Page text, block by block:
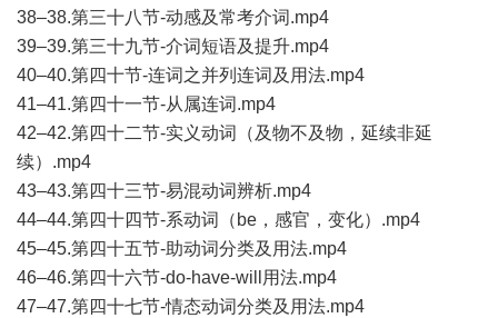
38–38.第三十八节-动感及常考介词.mp4
39–39.第三十九节-介词短语及提升.mp4
40–40.第四十节-连词之并列连词及用法.mp4
41–41.第四十一节-从属连词.mp4
42–42.第四十二节-实义动词（及物不及物，延续非延
续）.mp4
43–43.第四十三节-易混动词辨析.mp4
44–44.第四十四节-系动词（be，感官，变化）.mp4
45–45.第四十五节-助动词分类及用法.mp4
46–46.第四十六节-do-have-will用法.mp4
47–47.第四十七节-情态动词分类及用法.mp4